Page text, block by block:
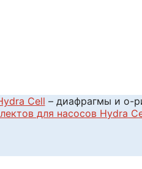
Cell – диафрагмы и о-
для насосов Hydra